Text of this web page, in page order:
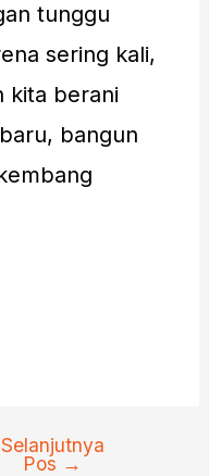
tunggu
sering kali,
kita berani
bangun
Selanjutnya
Pos →